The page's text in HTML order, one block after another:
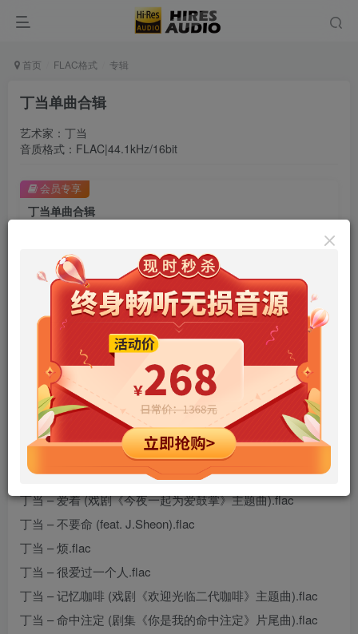
首页 FLAC格式 专辑
丁当单曲合辑
艺术家：丁当
音质格式：FLAC|44.1kHz/16bit
丁当单曲合辑
￥9.9 限时特惠
￥99
年卡会员免费 永久会员免费
立即购买
您当前未登录！建议登陆后购买，可保存购买订单
会员专享
丁当 – Light and Shadow (伴奏版).flac
丁当 – Light and Shadow (影视剧《爱情应该有的样子》插
曲).flac
丁当 – Say Forever.flac
丁当 – 爱着 (戏剧《今夜一起为爱鼓掌》主题曲).flac
丁当 – 不要命 (feat. J.Sheon).flac
丁当 – 烦.flac
丁当 – 很爱过一个人.flac
丁当 – 记忆咖啡 (戏剧《欢迎光临二代咖啡》主题曲).flac
丁当 – 命中注定 (剧集《你是我的命中注定》片尾曲).flac